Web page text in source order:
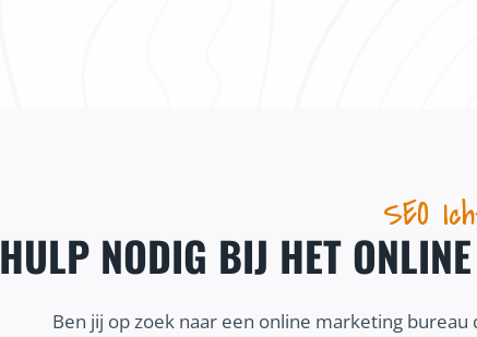
SEO
HULP NODIG BIJ HET
Ben jij op zoek naar een online marketing